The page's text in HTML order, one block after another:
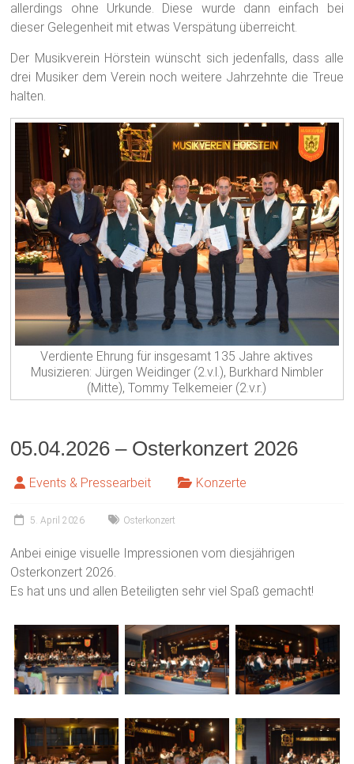
allerdings ohne Urkunde. Diese wurde dann einfach bei
dieser Gelegenheit mit etwas Verspätung überreicht.
Der Musikverein Hörstein wünscht sich jedenfalls, dass alle
drei Musiker dem Verein noch weitere Jahrzehnte die Treue
halten.
Verdiente Ehrung für insgesamt 135 Jahre aktives
Musizieren: Jürgen Weidinger (2.v.l.), Burkhard Nimbler
(Mitte), Tommy Telkemeier (2.v.r.)
05.04.2026 – Osterkonzert 2026
Events & Pressearbeit Konzerte
5. April 2026 Osterkonzert
Anbei einige visuelle Impressionen vom diesjährigen
Osterkonzert 2026.
Es hat uns und allen Beteiligten sehr viel Spaß gemacht!